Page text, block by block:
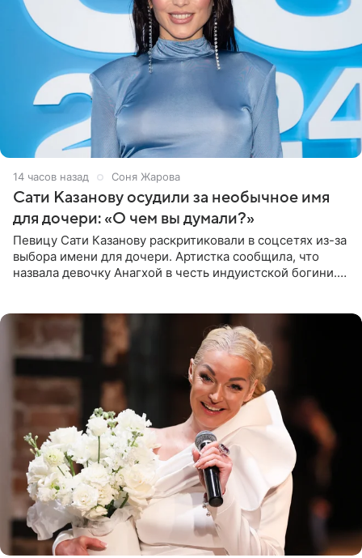
14 часов назад Соня Жарова
Сати Казанову осудили за необычное имя
для дочери: «О чем вы думали?»
Певицу Сати Казанову раскритиковали в соцсетях из-за
выбора имени для дочери. Артистка сообщила, что
назвала девочку Анагхой в честь индуистской богини.